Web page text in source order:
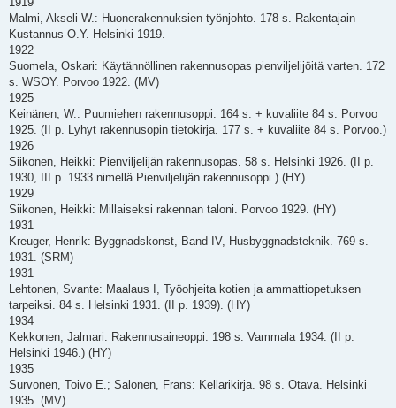
Malmi, Akseli W.: Huonerakennuksien työnjohto. 178 s. Rakentajain
Kustannus-O.Y. Helsinki 1919.
1922
Suomela, Oskari: Käytännöllinen rakennusopas pienviljelijöitä varten. 172
s. WSOY. Porvoo 1922. (MV)
1925
Keinänen, W.: Puumiehen rakennusoppi. 164 s. + kuvaliite 84 s. Porvoo
1925. (II p. Lyhyt rakennusopin tietokirja. 177 s. + kuvaliite 84 s. Porvoo.)
1926
Siikonen, Heikki: Pienviljelijän rakennusopas. 58 s. Helsinki 1926. (II p.
1930, III p. 1933 nimellä Pienviljelijän rakennusoppi.) (HY)
1929
Siikonen, Heikki: Millaiseksi rakennan taloni. Porvoo 1929. (HY)
1931
Kreuger, Henrik: Byggnadskonst, Band IV, Husbyggnadsteknik. 769 s.
1931. (SRM)
1931
Lehtonen, Svante: Maalaus I, Työohjeita kotien ja ammattiopetuksen
tarpeiksi. 84 s. Helsinki 1931. (II p. 1939). (HY)
1934
Kekkonen, Jalmari: Rakennusaineoppi. 198 s. Vammala 1934. (II p.
Helsinki 1946.) (HY)
1935
Survonen, Toivo E.; Salonen, Frans: Kellarikirja. 98 s. Otava. Helsinki
1935. (MV)